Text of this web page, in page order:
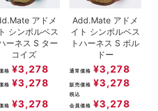
アドメ
シンボルベス
ーネス S ター
コイズ
格 ¥3,278
格 ¥3,278
格 ¥3,278
Add.Mate アドメ
イト シンボルベス
トハーネス S ボル
ドー
通常価格 ¥3,278
販売価格 ¥3,278
税込
会員価格 ¥3,278